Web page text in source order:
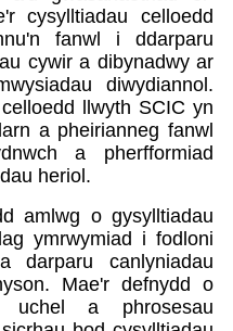
cysylltiadau celloedd
fanwl i ddarparu
cywir a dibynadwy ar
diwydiannol.
llwyth SCIC yn
a pheirianneg fanwl
a pherfformiad
heriol.
amlwg o gysylltiadau
ymrwymiad i fodloni
darparu canlyniadau
Mae'r defnydd o
uchel a phrosesau